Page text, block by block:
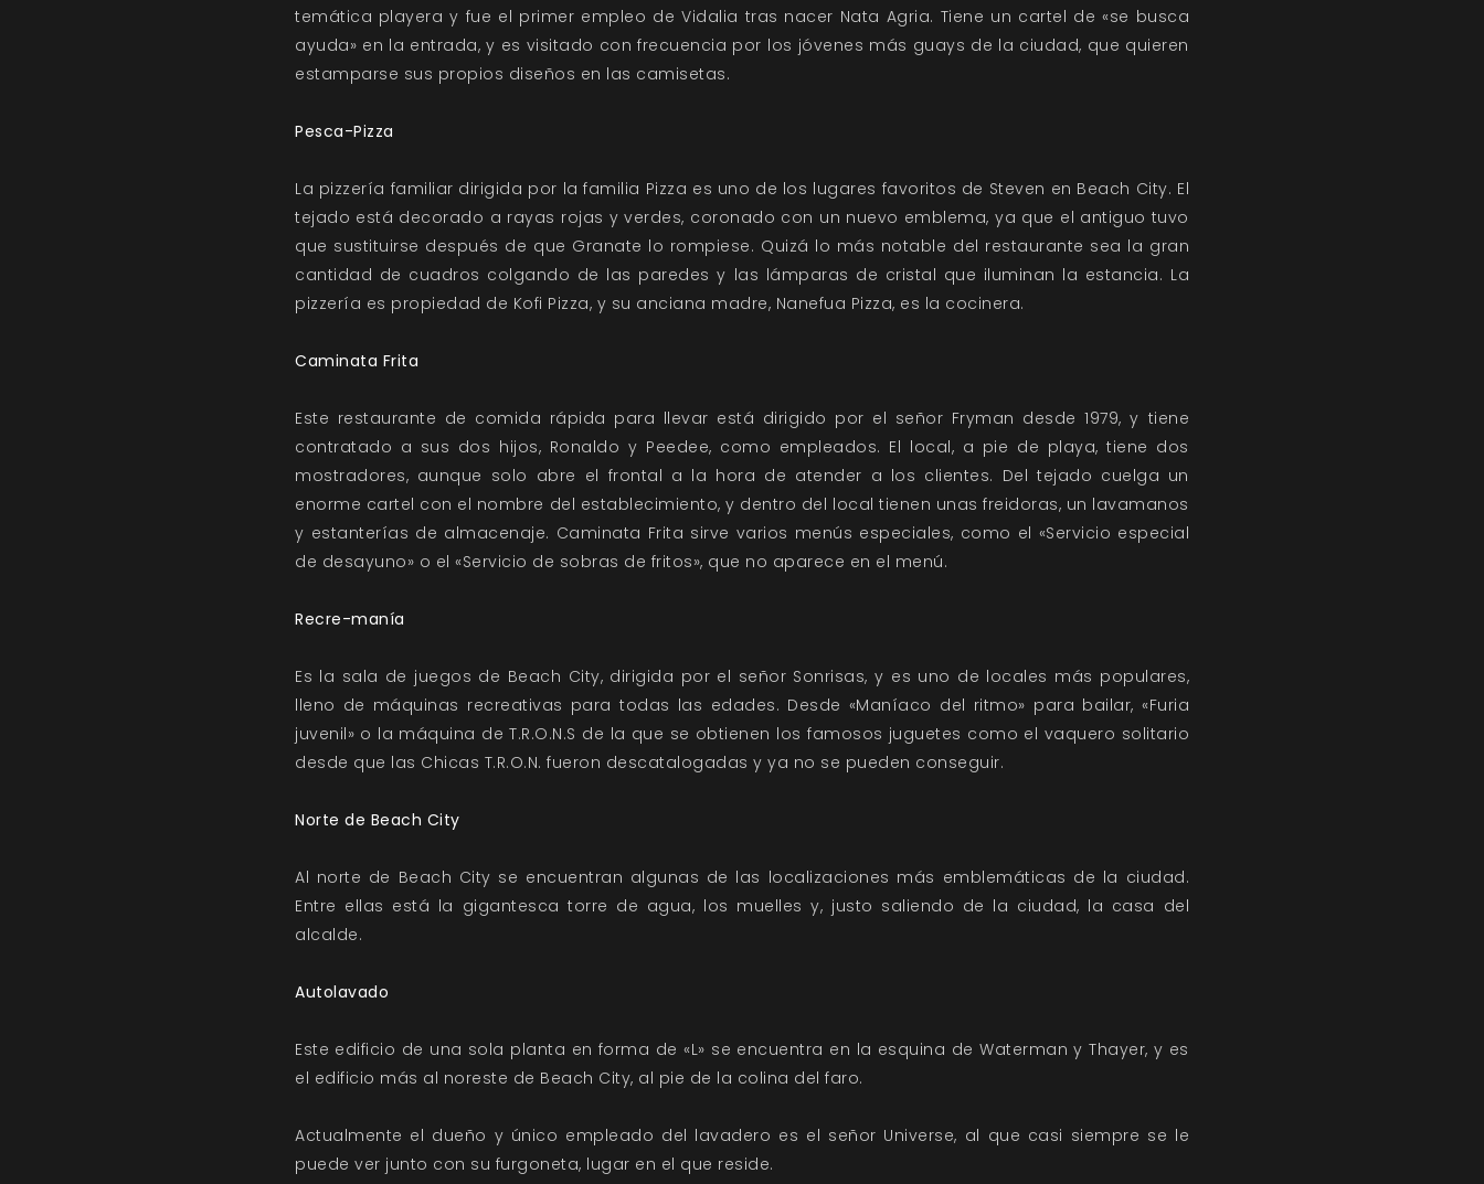
temática playera y fue el primer empleo de Vidalia tras nacer Nata Agria. Tiene un cartel de «se busca
ayuda» en la entrada, y es visitado con frecuencia por los jóvenes más guays de la ciudad, que quieren
estamparse sus propios diseños en las camisetas.
Pesca-Pizza
La pizzería familiar dirigida por la familia Pizza es uno de los lugares favoritos de Steven en Beach City. El
tejado está decorado a rayas rojas y verdes, coronado con un nuevo emblema, ya que el antiguo tuvo
que sustituirse después de que Granate lo rompiese. Quizá lo más notable del restaurante sea la gran
cantidad de cuadros colgando de las paredes y las lámparas de cristal que iluminan la estancia. La
pizzería es propiedad de Kofi Pizza, y su anciana madre, Nanefua Pizza, es la cocinera.
Caminata Frita
Este restaurante de comida rápida para llevar está dirigido por el señor Fryman desde 1979, y tiene
contratado a sus dos hijos, Ronaldo y Peedee, como empleados. El local, a pie de playa, tiene dos
mostradores, aunque solo abre el frontal a la hora de atender a los clientes. Del tejado cuelga un
enorme cartel con el nombre del establecimiento, y dentro del local tienen unas freidoras, un lavamanos
y estanterías de almacenaje. Caminata Frita sirve varios menús especiales, como el «Servicio especial
de desayuno» o el «Servicio de sobras de fritos», que no aparece en el menú.
Recre-manía
Es la sala de juegos de Beach City, dirigida por el señor Sonrisas, y es uno de locales más populares,
lleno de máquinas recreativas para todas las edades. Desde «Maníaco del ritmo» para bailar, «Furia
juvenil» o la máquina de T.R.O.N.S de la que se obtienen los famosos juguetes como el vaquero solitario
desde que las Chicas T.R.O.N. fueron descatalogadas y ya no se pueden conseguir.
Norte de Beach City
Al norte de Beach City se encuentran algunas de las localizaciones más emblemáticas de la ciudad.
Entre ellas está la gigantesca torre de agua, los muelles y, justo saliendo de la ciudad, la casa del
alcalde.
Autolavado
Este edificio de una sola planta en forma de «L» se encuentra en la esquina de Waterman y Thayer, y es
el edificio más al noreste de Beach City, al pie de la colina del faro.
Actualmente el dueño y único empleado del lavadero es el señor Universe, al que casi siempre se le
puede ver junto con su furgoneta, lugar en el que reside.